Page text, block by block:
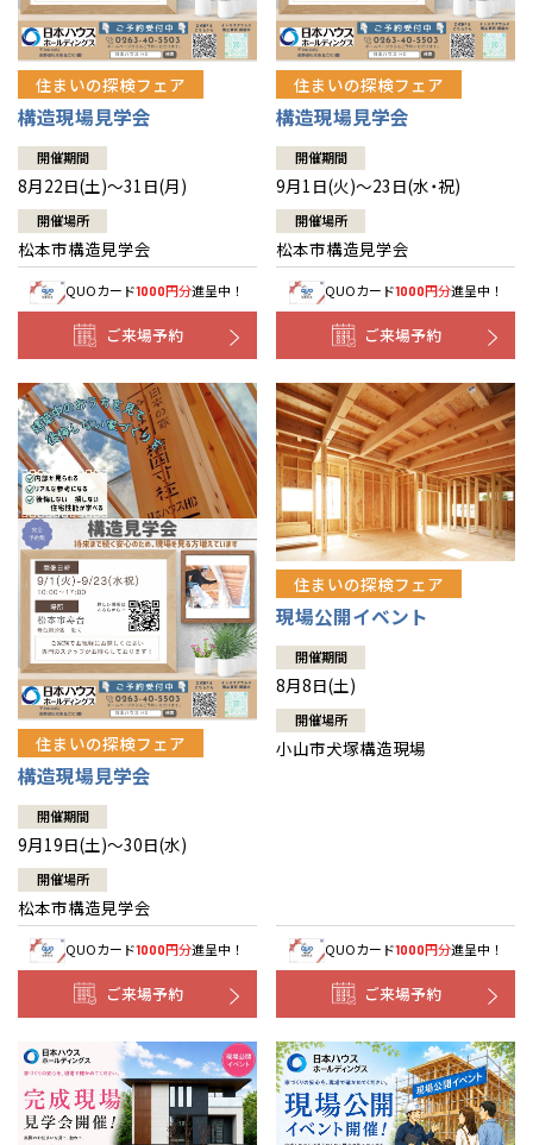
住まいの探検フェア
構造現場見学会
開催期間
8月22日(土)～31日(月)
開催場所
松本市構造見学会
QUOカード1000円分進呈中！
ご来場予約
住まいの探検フェア
構造現場見学会
開催期間
9月1日(火)～23日(水・祝)
開催場所
松本市構造見学会
QUOカード1000円分進呈中！
ご来場予約
住まいの探検フェア
構造現場見学会
開催期間
9月19日(土)～30日(水)
開催場所
松本市構造見学会
QUOカード1000円分進呈中！
ご来場予約
住まいの探検フェア
現場公開イベント
開催期間
8月8日(土)
開催場所
小山市犬塚構造現場
QUOカード1000円分進呈中！
ご来場予約